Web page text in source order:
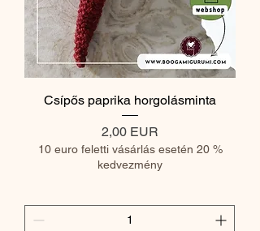
Csípős paprika horgolásminta
Ár
2,00 EUR
10 euro feletti vásárlás esetén 20 %
kedvezmény